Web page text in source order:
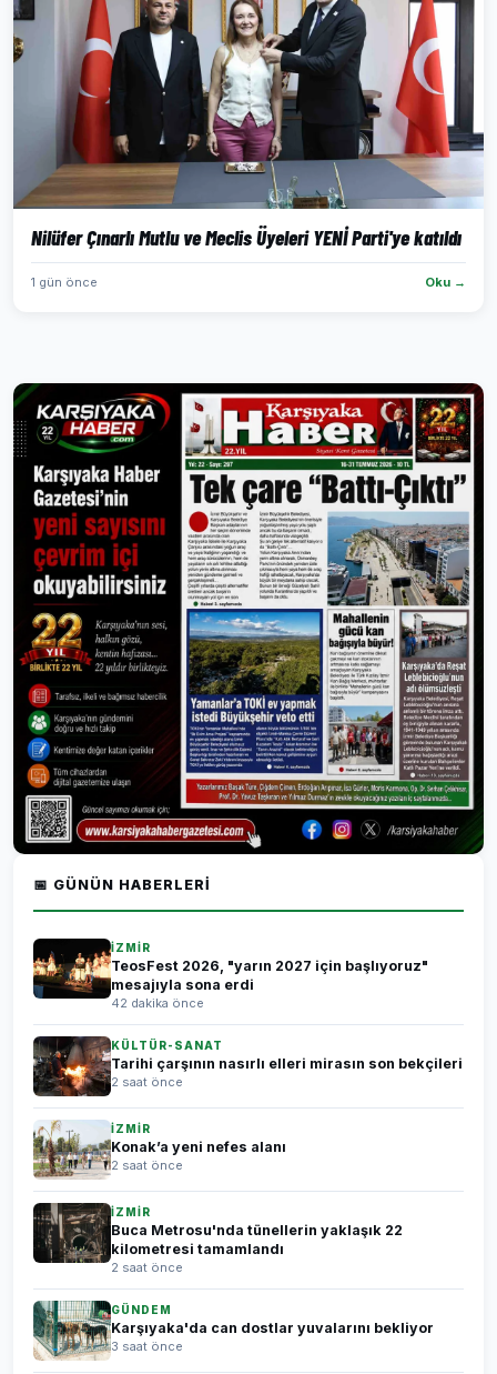
Nilüfer Çınarlı Mutlu ve Meclis Üyeleri YENİ Parti'ye katıldı
1 gün önce Oku →
📅 GÜNÜN HABERLERI
İZMİR
TeosFest 2026, "yarın 2027 için başlıyoruz"
mesajıyla sona erdi
42 dakika önce
KÜLTÜR-SANAT
Tarihi çarşının nasırlı elleri mirasın son bekçileri
2 saat önce
İZMİR
Konak’a yeni nefes alanı
2 saat önce
İZMİR
Buca Metrosu'nda tünellerin yaklaşık 22
kilometresi tamamlandı
2 saat önce
GÜNDEM
Karşıyaka'da can dostlar yuvalarını bekliyor
3 saat önce